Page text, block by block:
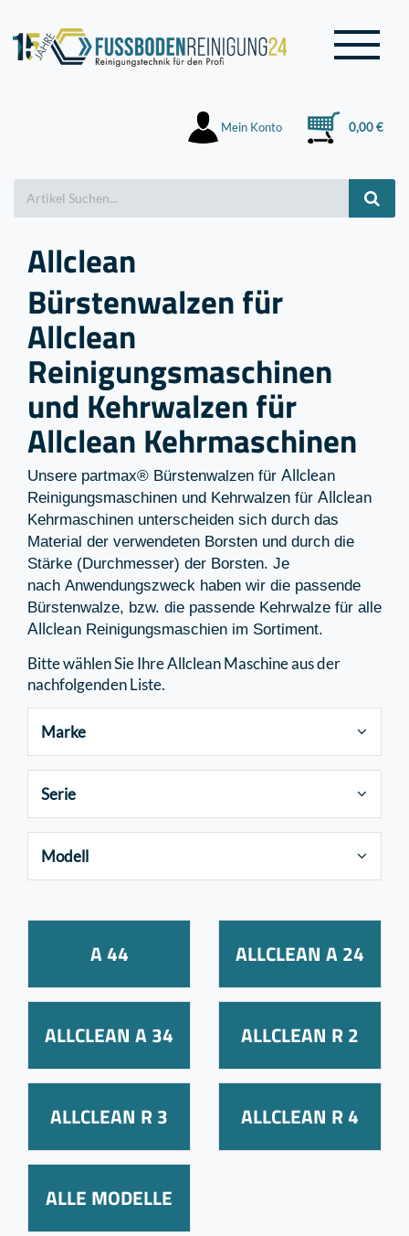
Mein Konto 0,00 €
Allclean
Bürstenwalzen für
Allclean
Reinigungsmaschinen
und Kehrwalzen für
Allclean Kehrmaschinen
Unsere partmax® Bürstenwalzen für Allclean
Reinigungsmaschinen und Kehrwalzen für Allclean
Kehrmaschinen unterscheiden sich durch das
Material der verwendeten Borsten und durch die
Stärke (Durchmesser) der Borsten. Je
nach Anwendungszweck haben wir die passende
Bürstenwalze, bzw. die passende Kehrwalze für alle
Allclean Reinigungsmaschien im Sortiment.
Bitte wählen Sie Ihre Allclean Maschine aus der
nachfolgenden Liste.
Marke
Serie
Modell
A 44 ALLCLEAN A 24
ALLCLEAN A 34 ALLCLEAN R 2
ALLCLEAN R 3 ALLCLEAN R 4
ALLE MODELLE